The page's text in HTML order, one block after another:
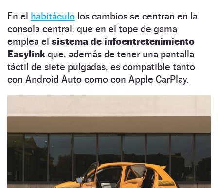
En el habitáculo los cambios se centran en la
consola central, que en el tope de gama
emplea el sistema de infoentretenimiento
Easylink que, además de tener una pantalla
táctil de siete pulgadas, es compatible tanto
con Android Auto como con Apple CarPlay.